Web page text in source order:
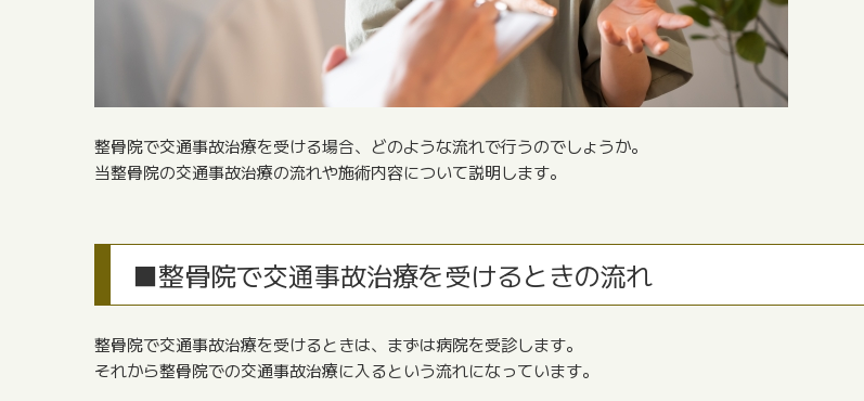
整骨院で交通事故治療を受ける場合、どのような流れで行うのでしょうか。
当整骨院の交通事故治療の流れや施術内容について説明します。
■整骨院で交通事故治療を受けるときの流れ
整骨院で交通事故治療を受けるときは、まずは病院を受診します。
それから整骨院での交通事故治療に入るという流れになっています。